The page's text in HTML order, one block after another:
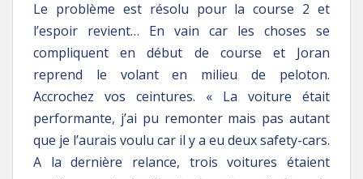
Le problème est résolu pour la course 2 et
l’espoir revient… En vain car les choses se
compliquent en début de course et Joran
reprend le volant en milieu de peloton.
Accrochez vos ceintures. « La voiture était
performante, j’ai pu remonter mais pas autant
que je l’aurais voulu car il y a eu deux safety-cars.
A la dernière relance, trois voitures étaient